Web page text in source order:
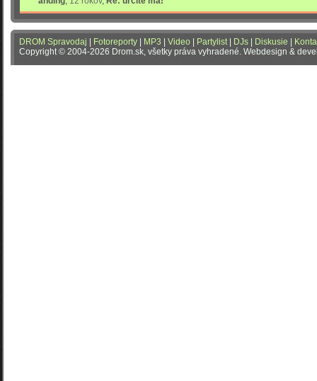
DROM Spravodaj | Fotoreporty | MP3 | Video | Partylist| DJs | Diskusie |
Copyright © 2004-2026 Drom.sk, všetky práva vyhradené. Webdesign &